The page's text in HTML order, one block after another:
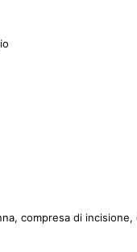
compresa di